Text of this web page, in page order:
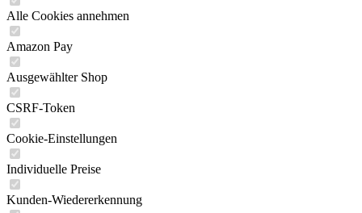
Alle Cookies annehmen
Amazon Pay
Ausgewählter Shop
CSRF-Token
Cookie-Einstellungen
Individuelle Preise
Kunden-Wiedererkennung